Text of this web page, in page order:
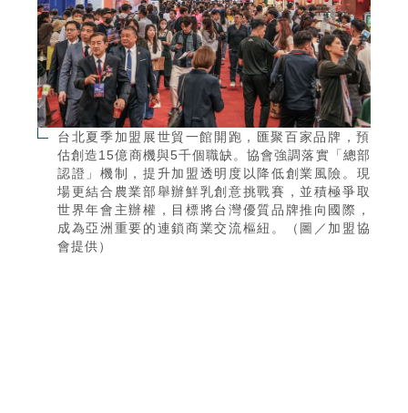
台北夏季加盟展世貿一館開跑，匯聚百家品牌，預
估創造15億商機與5千個職缺。協會強調落實「總部
認證」機制，提升加盟透明度以降低創業風險。現
場更結合農業部舉辦鮮乳創意挑戰賽，並積極爭取
世界年會主辦權，目標將台灣優質品牌推向國際，
成為亞洲重要的連鎖商業交流樞紐。（圖／加盟協
會提供）